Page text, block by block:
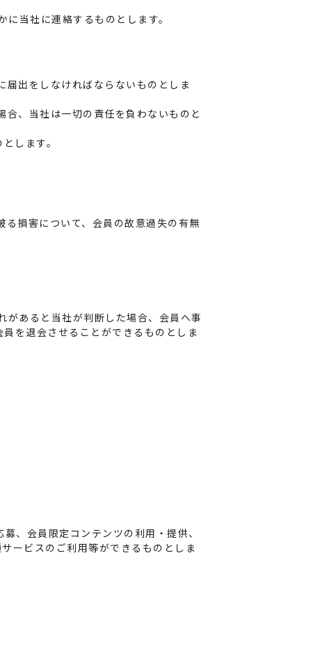
当社に連絡するものとします。
届出をしなければならないものとしま
合、当社は一切の責任を負わないものと
します。
る損害について、会員の故意過失の有無
があると当社が判断した場合、会員へ事
を退会させることができるものとしま
、会員限定コンテンツの利用・提供、
ービスのご利用等ができるものとしま